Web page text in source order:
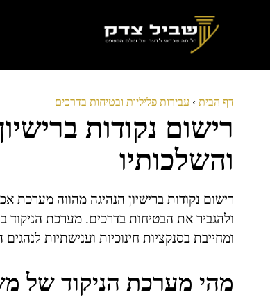
דף הבית › עבירות פליליות ובטיחות בדרכים
רישום נקודות
והשלכותיו
רישום נקודות ברישיון הנהיגה מהווה
ולהגביר את הבטיחות בדרכים. מערכת
ומחייבת בסנקציות חינוכיות וענישתיות
מהי מערכת הניקוד של